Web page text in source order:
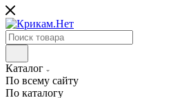
Каталог
По всему сайту
По каталогу